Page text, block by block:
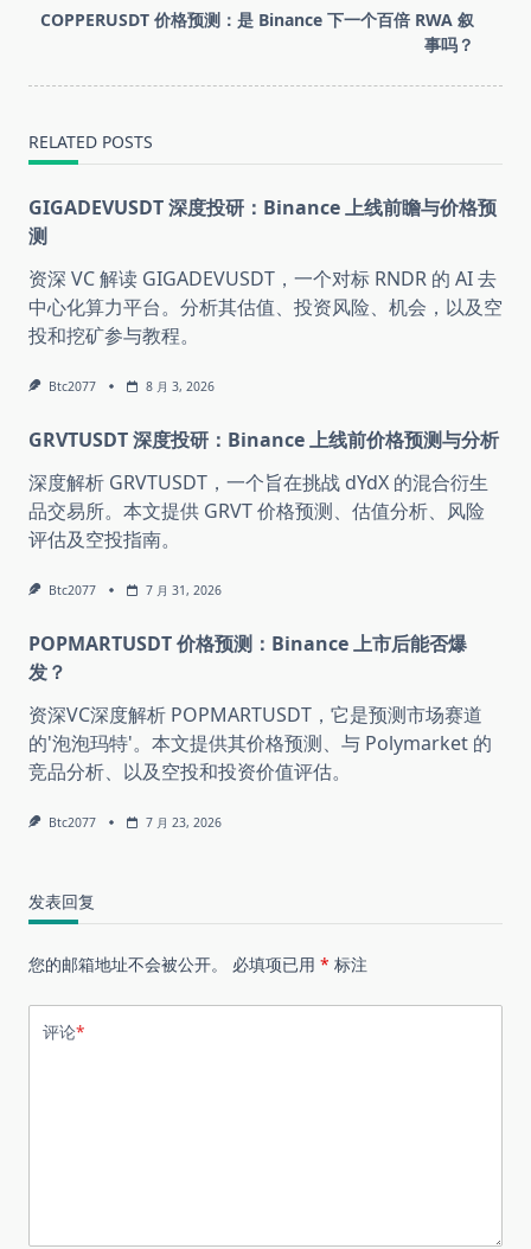
reader-
COPPERUSDT 价格预测：是 Binance 下一个百倍 RWA 叙
事吗？
RELATED POSTS
GIGADEVUSDT 深度投研：Binance 上线前瞻与价格预
测
资深 VC 解读 GIGADEVUSDT，一个对标 RNDR 的 AI 去
中心化算力平台。分析其估值、投资风险、机会，以及空
投和挖矿参与教程。
Btc2077 8 月 3, 2026
GRVTUSDT 深度投研：Binance 上线前价格预测与分析
深度解析 GRVTUSDT，一个旨在挑战 dYdX 的混合衍生
品交易所。本文提供 GRVT 价格预测、估值分析、风险
评估及空投指南。
Btc2077 7 月 31, 2026
POPMARTUSDT 价格预测：Binance 上市后能否爆
发？
资深VC深度解析 POPMARTUSDT，它是预测市场赛道
的'泡泡玛特'。本文提供其价格预测、与 Polymarket 的
竞品分析、以及空投和投资价值评估。
Btc2077 7 月 23, 2026
发表回复
您的邮箱地址不会被公开。 必填项已用 * 标注
评论*